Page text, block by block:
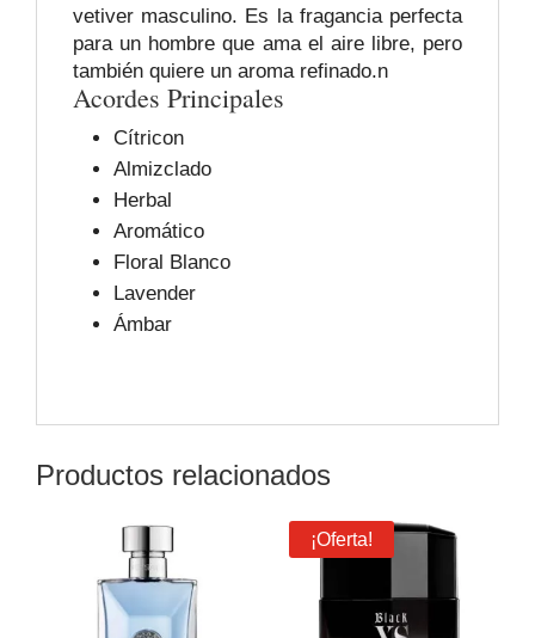
vetiver masculino. Es la fragancia perfecta
para un hombre que ama el aire libre, pero
también quiere un aroma refinado.n
Acordes Principales
Cítricon
Almizclado
Herbal
Aromático
Floral Blanco
Lavender
Ámbar
Productos relacionados
¡Oferta!